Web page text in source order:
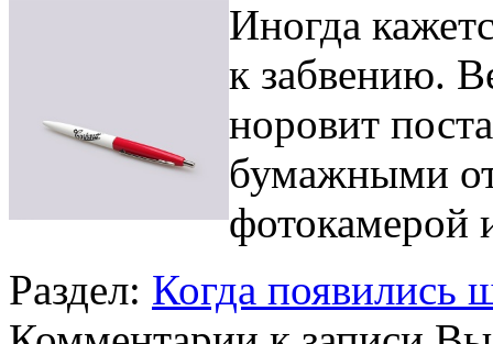
Иногда
к забвению.
норовит
бумажными
фотокамерой
Раздел: Когда появились